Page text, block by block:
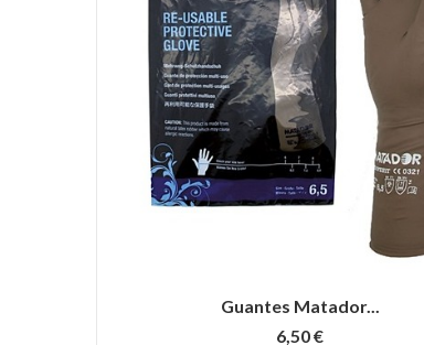
Guantes Matador...
6,50 €